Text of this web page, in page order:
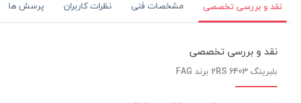
نقد و بررسی تخصصی مشخصات فنی نظرات کاربران پرسش ها
نقد و بررسی تخصصی
بلبرینگ 6403 2RS برند FAG